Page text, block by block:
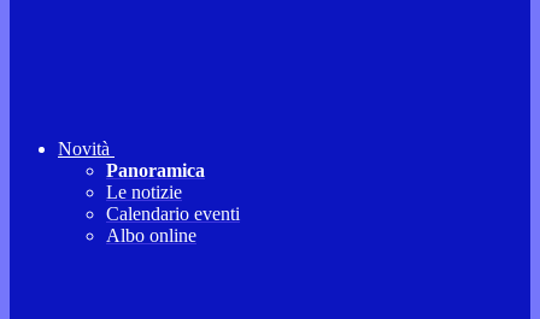
Novità
Panoramica
Le notizie
Calendario eventi
Albo online